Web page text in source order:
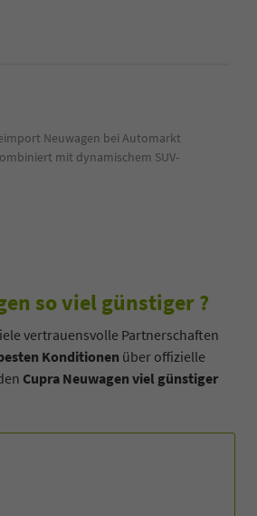
Neuwagen bei Automarkt
mit dynamischem SUV-
so viel günstiger ?
vertrauensvolle Partnerschaften
Konditionen über offizielle
Cupra Neuwagen viel günstiger